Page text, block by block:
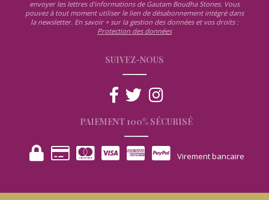
envoyer les lettres d'informations de Gautam Boudha Stones. Vous
pouvez à tout moment utiliser le lien de désabonnement intégré dans
la newsletter. En savoir + sur la gestion des données et vos droits :
Protection des données
SUIVEZ-NOUS
PAIEMENT 100% SÉCURISÉ
Virement bancaire